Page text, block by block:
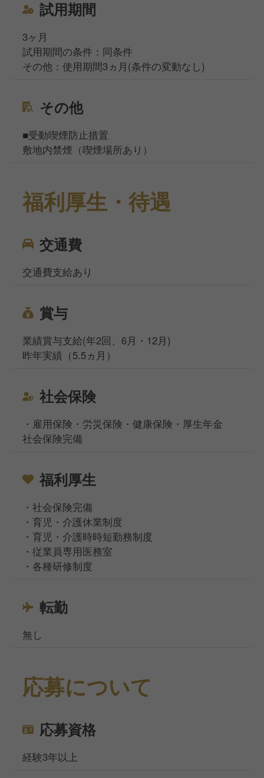
試用期間
3ヶ月
試用期間の条件：同条件
その他：使用期間3ヵ月(条件の変動なし)
その他
■受動喫煙防止措置
敷地内禁煙（喫煙場所あり）
福利厚生・待遇
交通費
交通費支給あり
賞与
業績賞与支給(年2回、6月・12月)
昨年実績（5.5ヵ月）
社会保険
・雇用保険・労災保険・健康保険・厚生年金
社会保険完備
福利厚生
・社会保険完備
・育児・介護休業制度
・育児・介護時時短勤務制度
・従業員専用医務室
・各種研修制度
転勤
無し
応募について
応募資格
経験3年以上